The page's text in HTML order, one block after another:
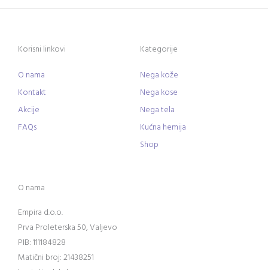
Korisni linkovi
O nama
Kontakt
Akcije
FAQs
Kategorije
Nega kože
Nega kose
Nega tela
Kućna hemija
Shop
O nama
Empira d.o.o.
Prva Proleterska 50, Valjevo
PIB: 111184828
Matični broj: 21438251